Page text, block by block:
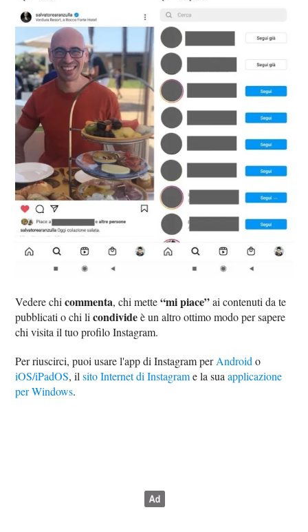
Vedere chicommenta, chi mette“mi piace”ai contenuti da te
pubblicati o chi licondivideè un altro ottimo modo per sapere
chi visita il tuo profilo Instagram.
Per riuscirci, puoi usare l'app di Instagram perAndroid o
iOS/iPadOS, ilsito Internet di Instagrame la suaapplicazione
per Windows.